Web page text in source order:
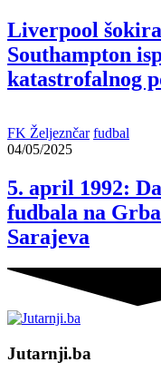
Liverpool
Southampton
katastrofalnog
FK Željeznčar fudbal
04/05/2025
5. april 1992:
fudbala na
Sarajeva
Jutarnji.ba